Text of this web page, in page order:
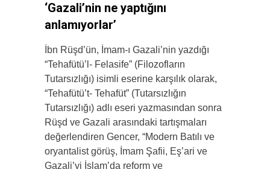
‘Gazali’nin ne yaptığını
anlamıyorlar’
İbn Rüşd’ün, İmam-ı Gazali’nin yazdığı
“Tehafütü’l- Felasife” (Filozofların
Tutarsızlığı) isimli eserine karşılık olarak,
“Tehafütü’t- Tehafüt” (Tutarsızlığın
Tutarsızlığı) adlı eseri yazmasından sonra
Rüşd ve Gazali arasındaki tartışmaları
değerlendiren Gencer, “Modern Batılı ve
oryantalist görüş, İmam Şafii, Eş’ari ve
Gazali’yi İslam’da reform ve